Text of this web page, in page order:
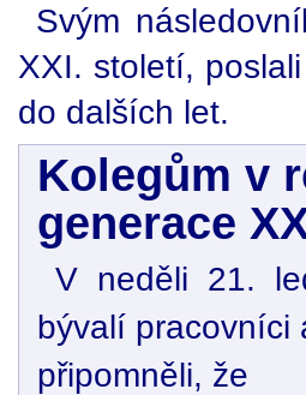
Svým
XXI. století,
do dalších let.
Kolegům v
generace
V neděli 21.
bývalí pracovníci
připomněli, že